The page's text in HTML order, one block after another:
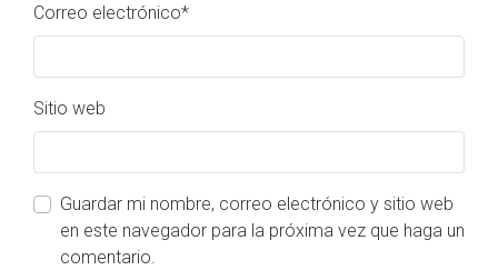
Correo electrónico*
Sitio web
Guardar mi nombre, correo electrónico y sitio web
en este navegador para la próxima vez que haga un
comentario.